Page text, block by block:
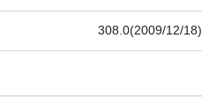
308.0(2009/12/18)